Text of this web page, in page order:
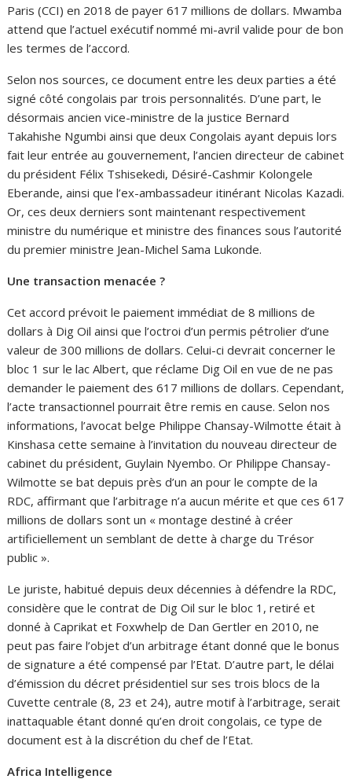
Paris (CCI) en 2018 de payer 617 millions de dollars. Mwamba
attend que l’actuel exécutif nommé mi-avril valide pour de bon
les termes de l’accord.
Selon nos sources, ce document entre les deux parties a été
signé côté congolais par trois personnalités. D’une part, le
désormais ancien vice-ministre de la justice Bernard
Takahishe Ngumbi ainsi que deux Congolais ayant depuis lors
fait leur entrée au gouvernement, l’ancien directeur de cabinet
du président Félix Tshisekedi, Désiré-Cashmir Kolongele
Eberande, ainsi que l’ex-ambassadeur itinérant Nicolas Kazadi.
Or, ces deux derniers sont maintenant respectivement
ministre du numérique et ministre des finances sous l’autorité
du premier ministre Jean-Michel Sama Lukonde.
Une transaction menacée ?
Cet accord prévoit le paiement immédiat de 8 millions de
dollars à Dig Oil ainsi que l’octroi d’un permis pétrolier d’une
valeur de 300 millions de dollars. Celui-ci devrait concerner le
bloc 1 sur le lac Albert, que réclame Dig Oil en vue de ne pas
demander le paiement des 617 millions de dollars. Cependant,
l’acte transactionnel pourrait être remis en cause. Selon nos
informations, l’avocat belge Philippe Chansay-Wilmotte était à
Kinshasa cette semaine à l’invitation du nouveau directeur de
cabinet du président, Guylain Nyembo. Or Philippe Chansay-
Wilmotte se bat depuis près d’un an pour le compte de la
RDC, affirmant que l’arbitrage n’a aucun mérite et que ces 617
millions de dollars sont un « montage destiné à créer
artificiellement un semblant de dette à charge du Trésor
public ».
Le juriste, habitué depuis deux décennies à défendre la RDC,
considère que le contrat de Dig Oil sur le bloc 1, retiré et
donné à Caprikat et Foxwhelp de Dan Gertler en 2010, ne
peut pas faire l’objet d’un arbitrage étant donné que le bonus
de signature a été compensé par l’Etat. D’autre part, le délai
d’émission du décret présidentiel sur ses trois blocs de la
Cuvette centrale (8, 23 et 24), autre motif à l’arbitrage, serait
inattaquable étant donné qu’en droit congolais, ce type de
document est à la discrétion du chef de l’Etat.
Africa Intelligence